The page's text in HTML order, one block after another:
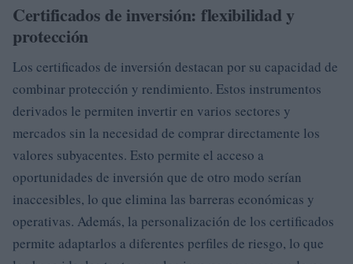
Certificados de inversión: flexibilidad y
protección
Los certificados de inversión destacan por su capacidad de
combinar protección y rendimiento. Estos instrumentos
derivados le permiten invertir en varios sectores y
mercados sin la necesidad de comprar directamente los
valores subyacentes. Esto permite el acceso a
oportunidades de inversión que de otro modo serían
inaccesibles, lo que elimina las barreras económicas y
operativas. Además, la personalización de los certificados
permite adaptarlos a diferentes perfiles de riesgo, lo que